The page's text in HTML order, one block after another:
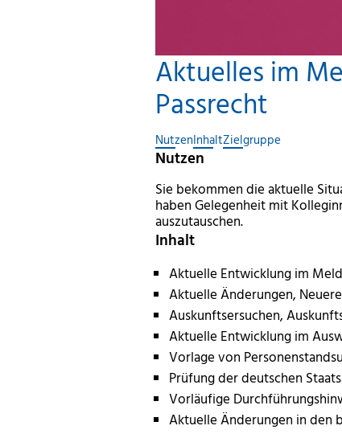
Aktuelles im
Passrecht
NutzenInhaltZielgruppe
Nutzen
Sie bekommen die aktuelle
haben Gelegenheit mit
auszutauschen.
Inhalt
Aktuelle Entwicklung im
Aktuelle Änderungen,
Auskunftsersuchen,
Aktuelle Entwicklung im
Vorlage von
Prüfung der deutschen
Vorläufige
Aktuelle Änderungen in den